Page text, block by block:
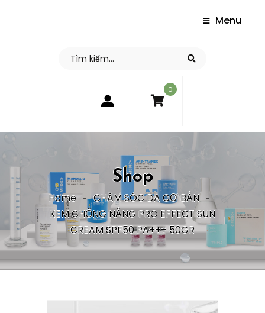
Menu
0
Shop
Home
CHĂM SÓC DA CƠ BẢN
KEM CHỐNG NẮNG PRO EFFECT SUN
CREAM SPF50 PA+++ 50GR